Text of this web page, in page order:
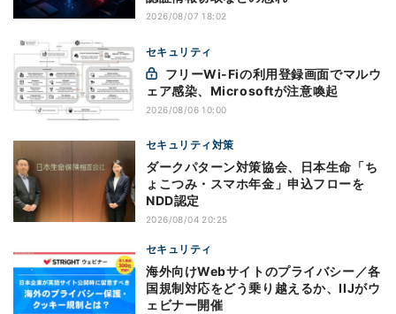
2026/08/07 18:02
セキュリティ
ェア感染、Microsoftが注意喚起
2026/08/06 10:00
セキュリティ対策
ダークパターン対策協会、日本生命「ち
ょこつみ・スマホ年金」申込フローを
NDD認定
2026/08/04 20:25
セキュリティ
海外向けWebサイトのプライバシー／各
国規制対応をどう乗り越えるか、IIJがウ
ェビナー開催